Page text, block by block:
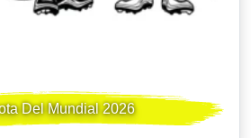
Del Mundial 2026